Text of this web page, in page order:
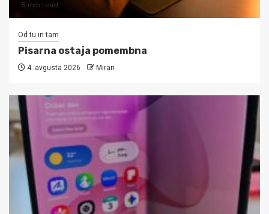
5 min read
Od tu in tam
Pisarna ostaja pomembna
4. avgusta 2026 Miran